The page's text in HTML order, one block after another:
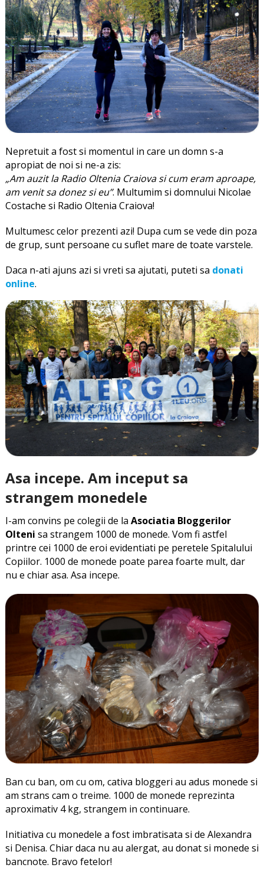
Nepretuit a fost si momentul in care un domn s-a
apropiat de noi si ne-a zis:
„Am auzit la Radio Oltenia Craiova si cum eram aproape,
am venit sa donez si eu”. Multumim si domnului Nicolae
Costache si Radio Oltenia Craiova!
Multumesc celor prezenti azi! Dupa cum se vede din poza
de grup, sunt persoane cu suflet mare de toate varstele.
Daca n-ati ajuns azi si vreti sa ajutati, puteti sa donati
online.
Asa incepe. Am inceput sa
strangem monedele
I-am convins pe colegii de la Asociatia Bloggerilor
Olteni sa strangem 1000 de monede. Vom fi astfel
printre cei 1000 de eroi evidentiati pe peretele Spitalului
Copiilor. 1000 de monede poate parea foarte mult, dar
nu e chiar asa. Asa incepe.
Ban cu ban, om cu om, cativa bloggeri au adus monede si
am strans cam o treime. 1000 de monede reprezinta
aproximativ 4 kg, strangem in continuare.
Initiativa cu monedele a fost imbratisata si de Alexandra
si Denisa. Chiar daca nu au alergat, au donat si monede si
bancnote. Bravo fetelor!